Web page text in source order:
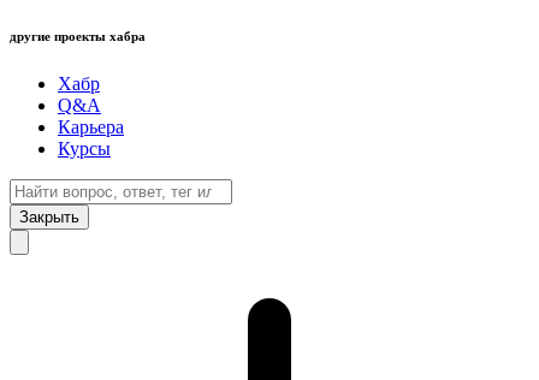
другие проекты хабра
Хабр
Q&A
Карьера
Курсы
Закрыть